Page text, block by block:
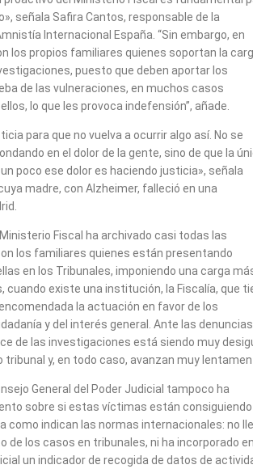
señala Safira Cantos, responsable de la
Internacional España. “Sin embargo, en
los propios familiares quienes soportan la
puesto que deben aportar los
de las vulneraciones, en muchos casos
lo que les provoca indefensión”, añade.
para que no vuelva a ocurrir algo así. No se
en el dolor de la gente, sino de que la
poco ese dolor es haciendo justicia», señala
madre, con Alzheimer, falleció en una
Fiscal ha archivado casi todas las
los familiares quienes están presentando
en los Tribunales, imponiendo una carga
cuando existe una institución, la Fiscalía, que
la actuación en favor de los
y del interés general. Ante las denuncias
de las investigaciones está siendo muy
tribunal y, en todo caso, avanzan muy
General del Poder Judicial tampoco ha
sobre si estas víctimas están consiguiendo
como indican las normas internacionales: no
de los casos en tribunales, ni ha incorporado
un indicador de recogida de datos de